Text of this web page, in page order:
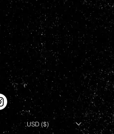
USD ($)